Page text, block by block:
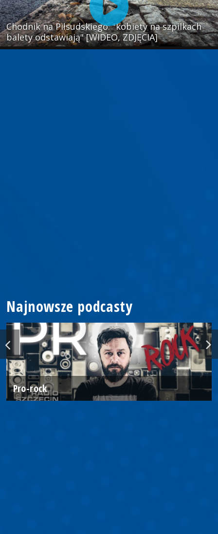
Chodnik na Piłsudskiego: "kobiety na szpilkach
balety odstawiają" [WIDEO, ZDJĘCIA]
Najnowsze podcasty
Pro-rock